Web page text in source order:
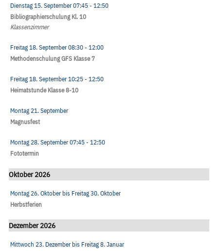
Dienstag 15. September07:45- 12:50
Bibliographierschulung Kl. 10
Klassenzimmer
Freitag 18. September08:30- 12:00
Methodenschulung GFS Klasse 7
Freitag 18. September10:25- 12:50
Heimatstunde Klasse 8-10
Montag 21. September
Magnusfest
Montag 28. September07:45- 12:50
Fototermin
Oktober 2026
Montag 26. Oktoberbis Freitag 30. Oktober
Herbstferien
Dezember 2026
Mittwoch 23. Dezemberbis Freitag 8. Januar